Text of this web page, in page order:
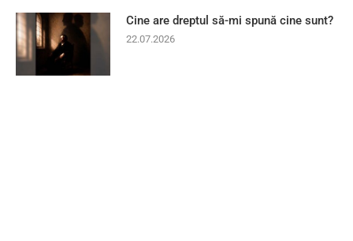
Cine are dreptul să-mi spună cine sunt?
22.07.2026